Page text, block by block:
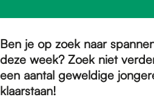
o
Ben je op zoek naar
deze week? Zoek niet
een aantal geweldige
klaarstaan!